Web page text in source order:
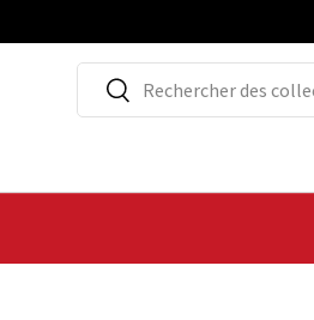
ALLER AU CONTENU
Recherche
Rechercher